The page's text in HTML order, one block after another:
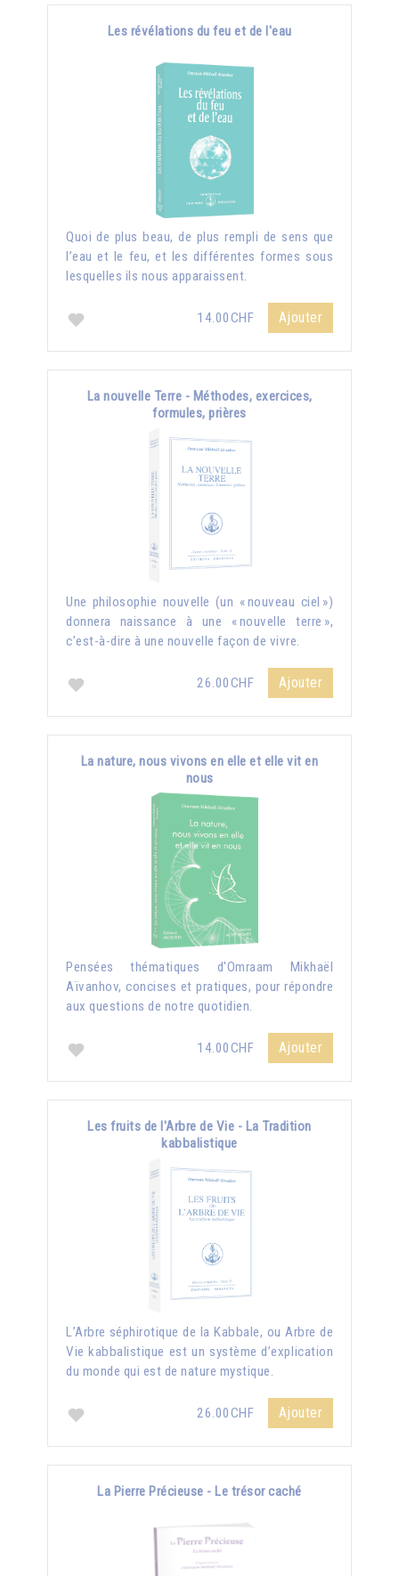
Les révélations du feu et de l'eau
Quoi de plus beau, de plus rempli de sens que
l’eau et le feu, et les différentes formes sous
lesquelles ils nous apparaissent.
14.00CHF Ajouter
La nouvelle Terre - Méthodes, exercices,
formules, prières
Une philosophie nouvelle (un « nouveau ciel »)
donnera naissance à une « nouvelle terre »,
c’est-à-dire à une nouvelle façon de vivre.
26.00CHF Ajouter
La nature, nous vivons en elle et elle vit en
nous
Pensées thématiques d'Omraam Mikhaël
Aïvanhov, concises et pratiques, pour répondre
aux questions de notre quotidien.
14.00CHF Ajouter
Les fruits de l'Arbre de Vie - La Tradition
kabbalistique
L’Arbre séphirotique de la Kabbale, ou Arbre de
Vie kabbalistique est un système d’explication
du monde qui est de nature mystique.
26.00CHF Ajouter
La Pierre Précieuse - Le trésor caché